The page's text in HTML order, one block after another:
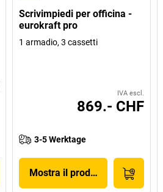
Scrivimpiedi per officina -
eurokraft pro
1 armadio, 3 cassetti
IVA escl.
869.- CHF
3-5 Werktage
Mostra il prodotto